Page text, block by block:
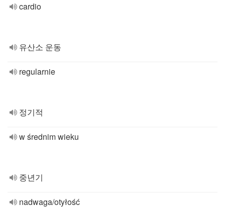
cardio
유산소 운동
regularnie
정기적
w średnim wieku
중년기
nadwaga/otyłość